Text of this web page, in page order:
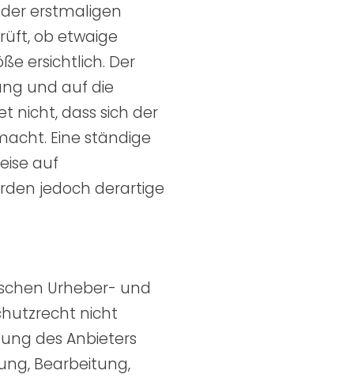
erstmaligen
ob etwaige
ersichtlich. Der
und auf die
nicht, dass sich der
Eine ständige
auf
jedoch derartige
Urheber- und
nicht
des Anbieters
Bearbeitung,